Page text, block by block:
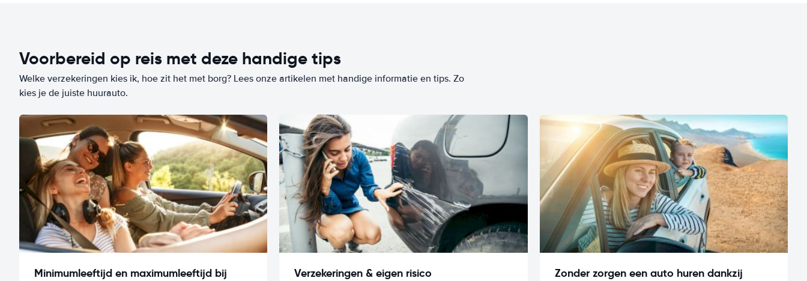
Voorbereid op reis met deze handige tips
Welke verzekeringen kies ik, hoe zit het met borg? Lees onze artikelen met handige informatie en tips. Zo
kies je de juiste huurauto.
Minimumleeftijd en maximumleeftijd bij
Verzekeringen & eigen risico
Zonder zorgen een auto huren dankzij